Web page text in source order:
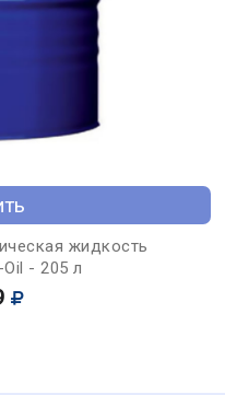
жидкость
- 205 л